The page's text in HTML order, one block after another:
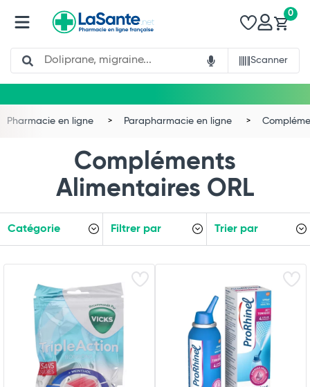
Search
Scanner
0
Pharmacie en ligne Parapharmacie en ligne
Compléments
Alimentaires ORL
Catégorie Filtrer par Trier par